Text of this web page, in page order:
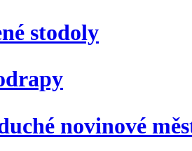
stodoly
novinové